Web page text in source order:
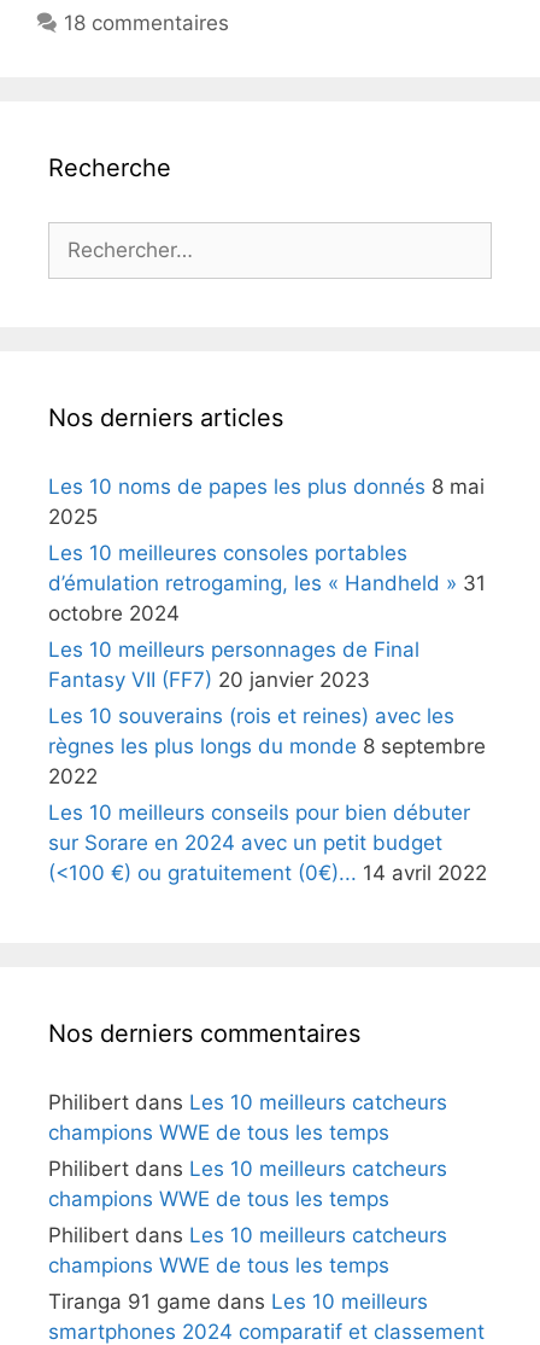
18 commentaires
Recherche
Nos derniers articles
Les 10 noms de papes les plus donnés 8 mai
2025
Les 10 meilleures consoles portables
d’émulation retrogaming, les « Handheld » 31
octobre 2024
Les 10 meilleurs personnages de Final
Fantasy VII (FF7) 20 janvier 2023
Les 10 souverains (rois et reines) avec les
règnes les plus longs du monde 8 septembre
2022
Les 10 meilleurs conseils pour bien débuter
sur Sorare en 2024 avec un petit budget
(<100 €) ou gratuitement (0€)... 14 avril 2022
Nos derniers commentaires
Philibert dans Les 10 meilleurs catcheurs
champions WWE de tous les temps
Philibert dans Les 10 meilleurs catcheurs
champions WWE de tous les temps
Philibert dans Les 10 meilleurs catcheurs
champions WWE de tous les temps
Tiranga 91 game dans Les 10 meilleurs
smartphones 2024 comparatif et classement